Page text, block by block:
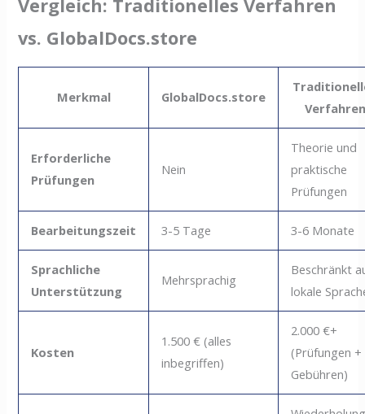
Vergleich: Traditionelles Verfahren
vs. GlobalDocs.store
Merkmal GlobalDocs.store
Verfahren
Erforderliche
Prüfungen
Nein
Theorie und
praktische
Prüfungen
Bearbeitungszeit 3-5 Tage 3-6 Monate
Sprachliche
Unterstützung
Mehrsprachig
Beschränkt
lokale
Kosten
1.500 € (alles
inbegriffen)
2.000 €+
(Prüfungen +
Gebühren)